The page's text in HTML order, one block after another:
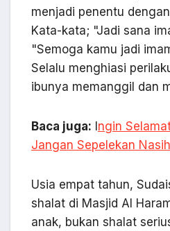
menjadi penentu
Kata-kata; "Jadi sana
"Semoga kamu jadi
Selalu menghiasi
ibunya memanggil dan
Baca juga: Ingin
Jangan Sepelekan
Usia empat tahun,
shalat di Masjid Al
anak, bukan shalat